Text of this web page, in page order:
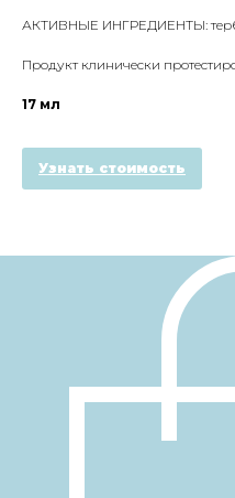
АКТИВНЫЕ ИНГРЕДИЕНТЫ:
Продукт клинически
17 мл
Узнать стоимость